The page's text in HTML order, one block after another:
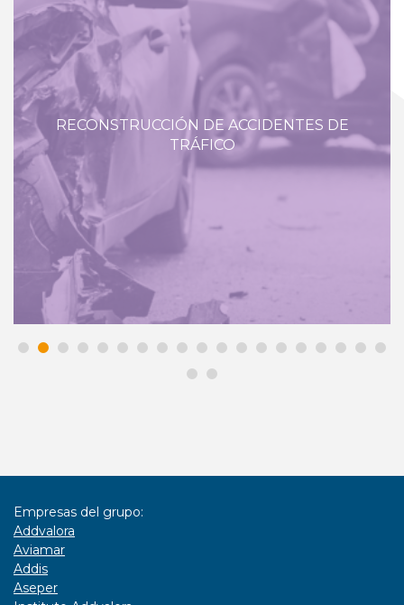
RECONSTRUCCIÓN DE ACCIDENTES DE
TRÁFICO
Empresas del grupo:
Addvalora
Aviamar
Addis
Aseper